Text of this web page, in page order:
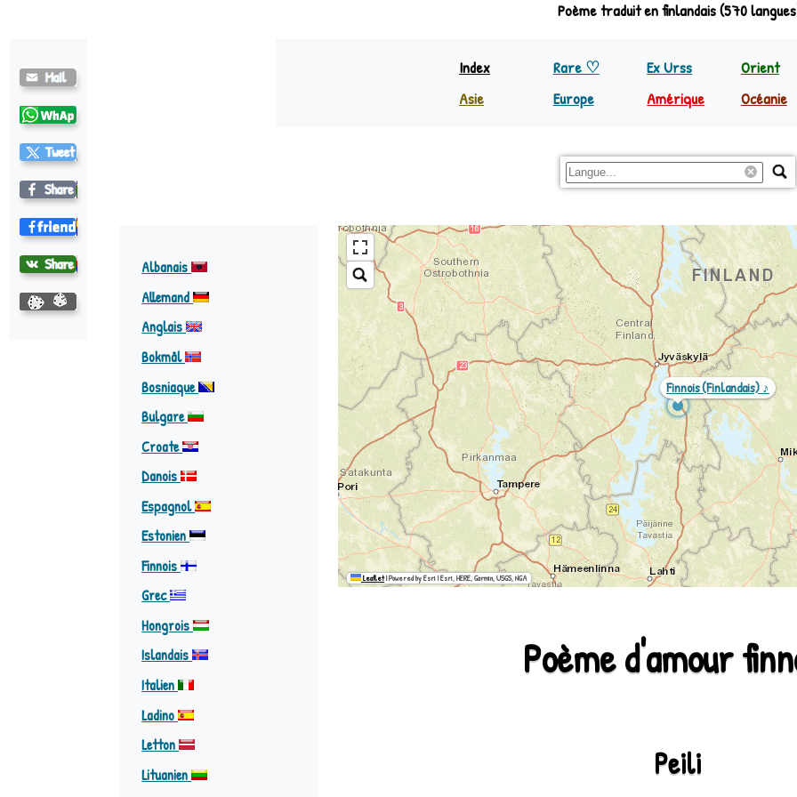
Index Rare ♡ Ex Urss
Orient
Asie
Europe
Amérique
Océanie
Albanais
Allemand
Anglais
Bokmål
Bosniaque
Bulgare
Croate
Danois
Espagnol
Estonien
Finnois
Grec
Hongrois
Islandais
Italien
Ladino
Letton
Lituanien
Finnois (finlandais) ♪
Leaflet|Powered by Esri | Esri, HERE, Garmin, USGS, NGA
Poème d'amour
Peili
Poème traduit en finlandais (570